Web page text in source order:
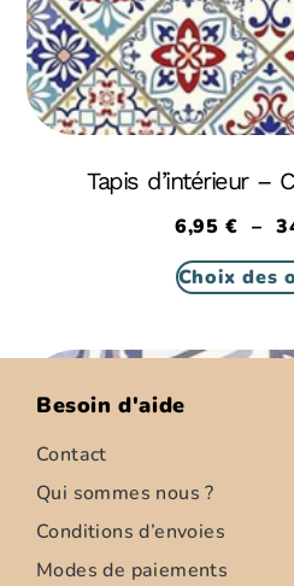
Tapis d’intérieur –
6,95€ –
Choix des
Besoin d'aide
Contact
Qui sommes nous ?
Conditions d’envoies
Modes de paiements